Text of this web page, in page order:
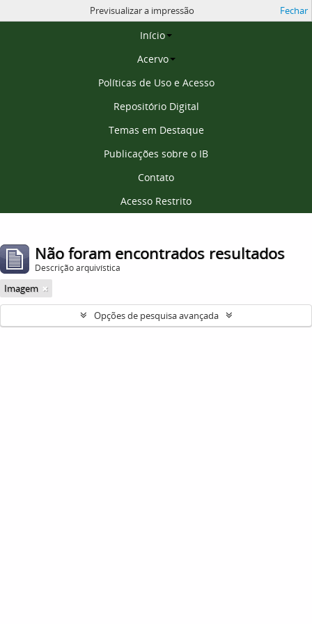
Página inicial
Início
Acervo
Políticas de Uso e Acesso
Repositório Digital
Temas em Destaque
Publicações sobre o IB
Contato
Acesso Restrito
Previsualizar a impressão Fechar
Não foram encontrados resultados
Descrição arquivística
Imagem
Opções de pesquisa avançada